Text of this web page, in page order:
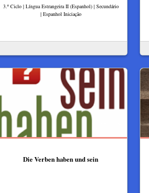
3.º Ciclo | Língua Estrangeira II (Espanhol) | Secundário
| Espanhol Iniciação
Die Verben haben und sein